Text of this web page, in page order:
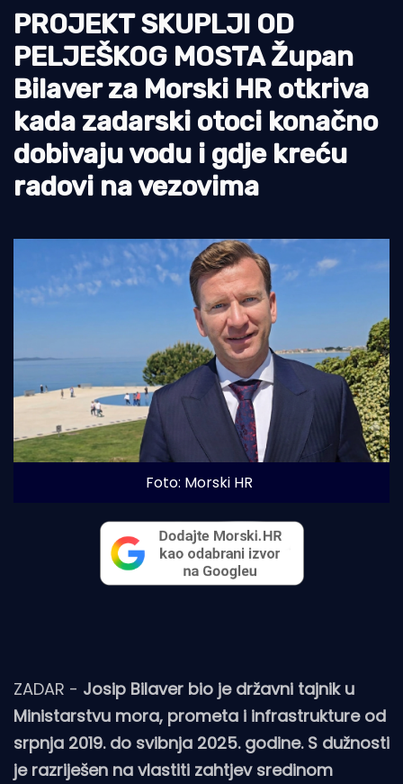
Pomorstvo
Ribolov
Ekologija
Tradicija i kultura
PROJEKT SKUPLJI OD
PELJEŠKOG MOSTA Župan
Bilaver za Morski HR otkriva
kada zadarski otoci konačno
dobivaju vodu i gdje kreću
radovi na vezovima
Foto: Morski HR
ZADAR - Josip Bilaver bio je državni tajnik u
Ministarstvu mora, prometa i infrastrukture od
srpnja 2019. do svibnja 2025. godine. S dužnosti
je razriješen na vlastiti zahtjev sredinom